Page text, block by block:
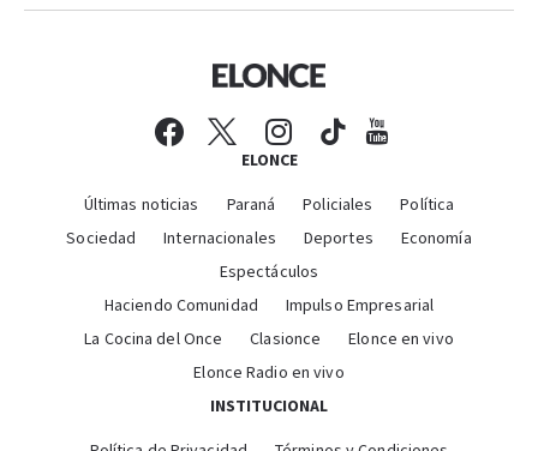
ELONCE
Últimas noticias Paraná Policiales
Política
Sociedad
Internacionales Deportes
Economía
Espectáculos
Haciendo Comunidad
Impulso Empresarial
La Cocina del Once
Clasionce
Elonce en vivo
Elonce Radio en vivo
INSTITUCIONAL